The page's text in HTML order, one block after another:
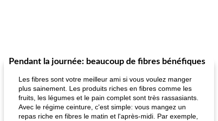
Pendant la journée: beaucoup de fibres bénéfiques
Les fibres sont votre meilleur ami si vous voulez manger
plus sainement. Les produits riches en fibres comme les
fruits, les légumes et le pain complet sont très rassasiants.
Avec le régime ceinture, c'est simple: vous mangez un
repas riche en fibres le matin et l'après-midi. Par exemple,